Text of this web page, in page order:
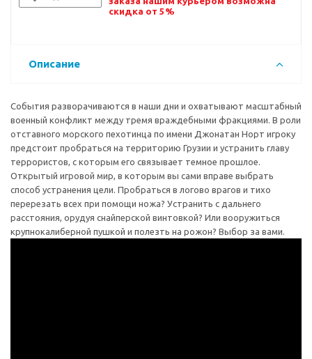
скидка от 5%
Описание
События разворачиваются в наши дни и охватывают масштабный
военный конфликт между тремя враждебными фракциями. В роли
отставного морского пехотинца по имени Джонатан Норт игроку
предстоит пробраться на территорию Грузии и устранить главу
террористов, с которым его связывает темное прошлое.
Открытый игровой мир, в которым вы сами вправе выбрать
способ устранения цели. Пробраться в логово врагов и тихо
перерезать всех при помощи ножа? Устранить с дальнего
расстояния, орудуя снайперской винтовкой? Или вооружиться
крупнокалиберной пушкой и полезть на рожон? Выбор за вами.